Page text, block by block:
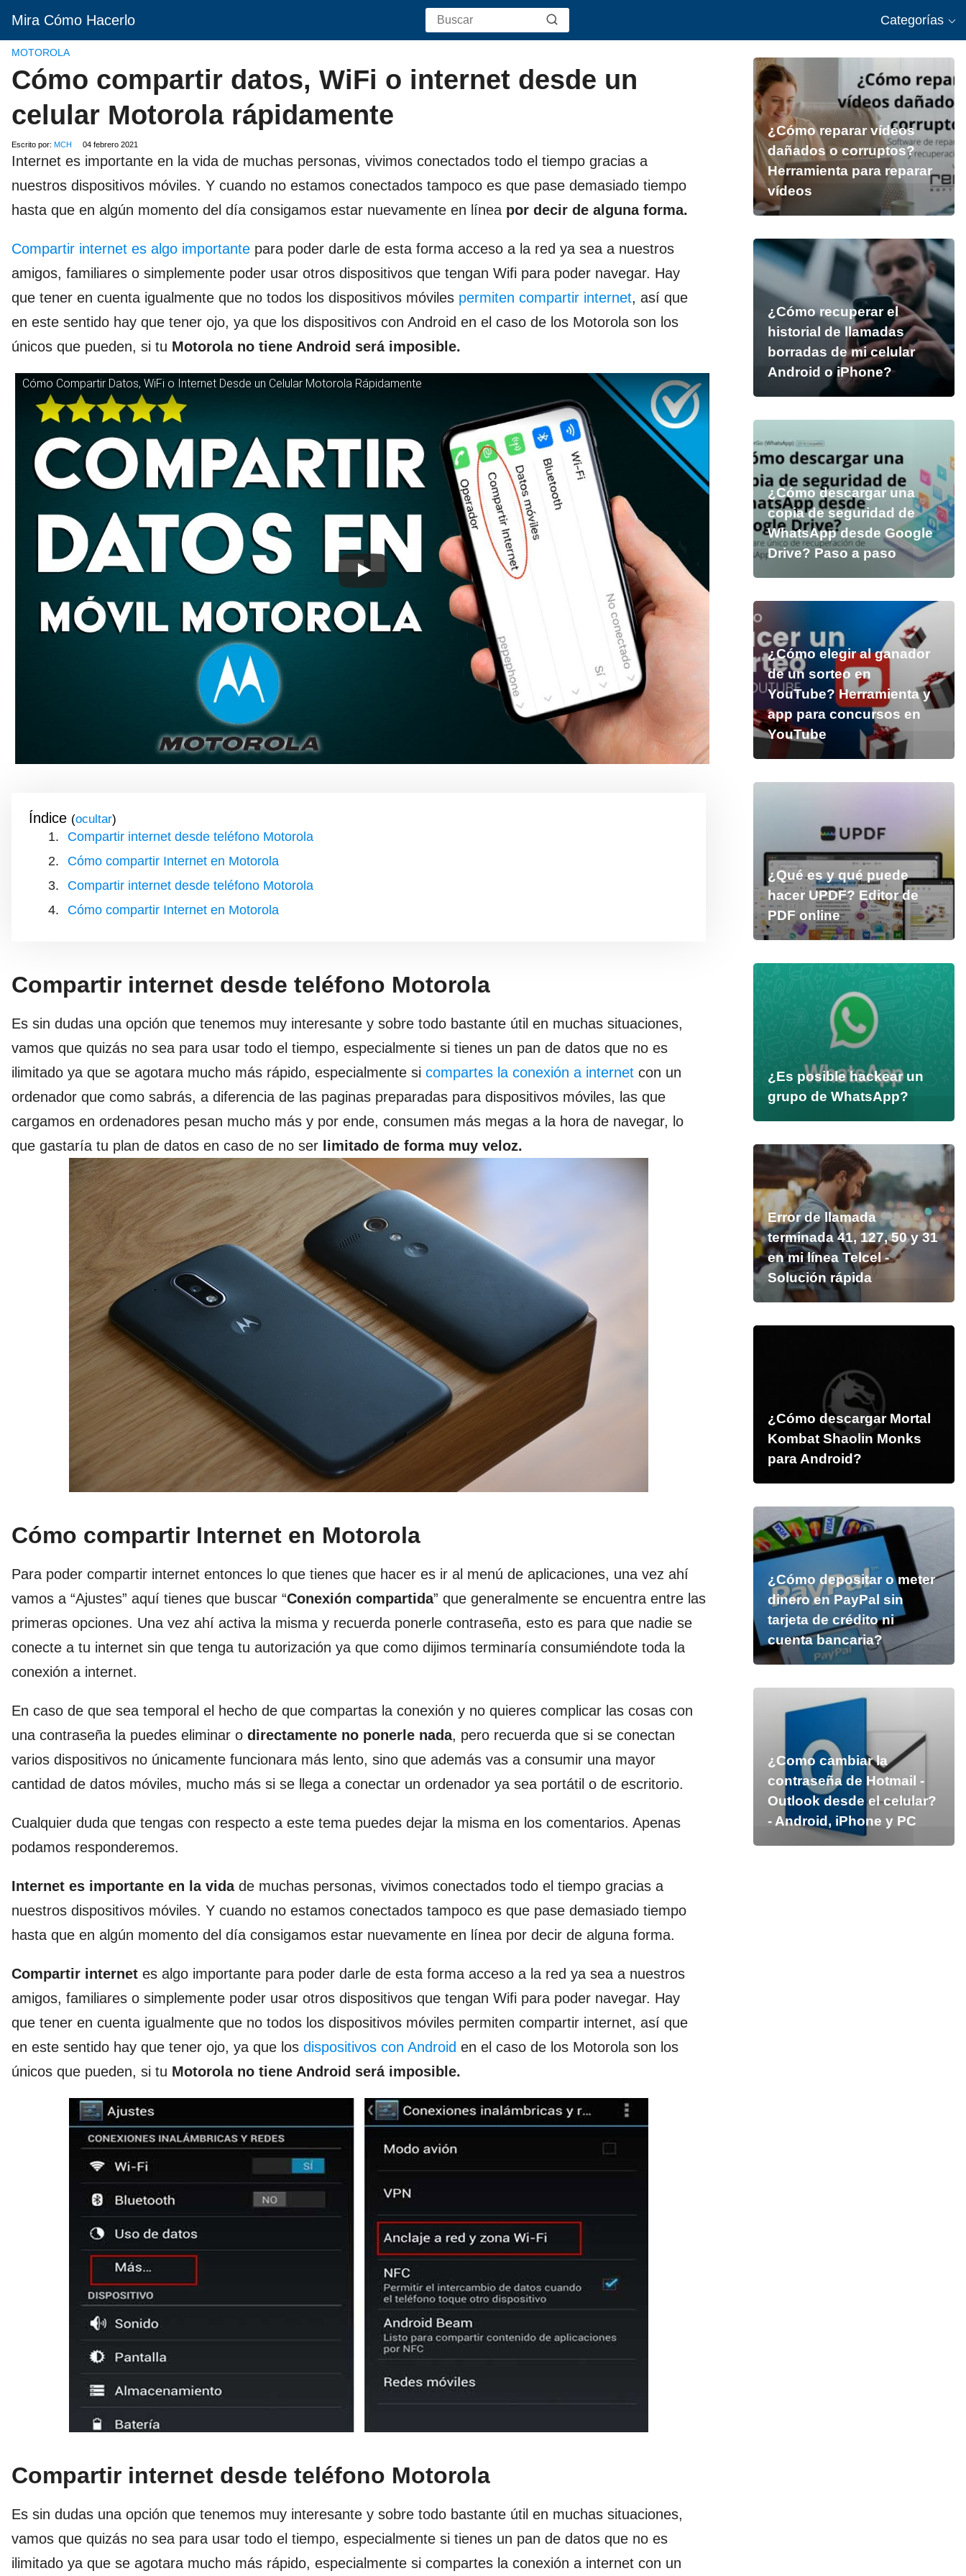
Mira Cómo Hacerlo Categorías
MOTOROLA
Cómo compartir datos, WiFi o internet desde un
celular Motorola rápidamente
Escrito por: MCH 04 febrero 2021
Internet es importante en la vida de muchas personas, vivimos conectados todo el tiempo gracias a
nuestros dispositivos móviles. Y cuando no estamos conectados tampoco es que pase demasiado tiempo
hasta que en algún momento del día consigamos estar nuevamente en línea por decir de alguna forma.
Compartir internet es algo importante para poder darle de esta forma acceso a la red ya sea a nuestros
amigos, familiares o simplemente poder usar otros dispositivos que tengan Wifi para poder navegar. Hay
que tener en cuenta igualmente que no todos los dispositivos móviles permiten compartir internet, así que
en este sentido hay que tener ojo, ya que los dispositivos con Android en el caso de los Motorola son los
únicos que pueden, si tu Motorola no tiene Android será imposible.
Cómo Compartir Datos, WiFi o Internet Desde un Celular Motorola Rápidamente
Índice ( )
Compartir internet desde teléfono Motorola
Cómo compartir Internet en Motorola
Compartir internet desde teléfono Motorola
Cómo compartir Internet en Motorola
Compartir internet desde teléfono Motorola
Es sin dudas una opción que tenemos muy interesante y sobre todo bastante útil en muchas situaciones,
vamos que quizás no sea para usar todo el tiempo, especialmente si tienes un pan de datos que no es
ilimitado ya que se agotara mucho más rápido, especialmente si compartes la conexión a internet con un
ordenador que como sabrás, a diferencia de las paginas preparadas para dispositivos móviles, las que
cargamos en ordenadores pesan mucho más y por ende, consumen más megas a la hora de navegar, lo
que gastaría tu plan de datos en caso de no ser limitado de forma muy veloz.
Cómo compartir Internet en Motorola
Para poder compartir internet entonces lo que tienes que hacer es ir al menú de aplicaciones, una vez ahí
vamos a “Ajustes” aquí tienes que buscar “Conexión compartida” que generalmente se encuentra entre las
primeras opciones. Una vez ahí activa la misma y recuerda ponerle contraseña, esto es para que nadie se
conecte a tu internet sin que tenga tu autorización ya que como dijimos terminaría consumiéndote toda la
conexión a internet.
En caso de que sea temporal el hecho de que compartas la conexión y no quieres complicar las cosas con
una contraseña la puedes eliminar o directamente no ponerle nada, pero recuerda que si se conectan
varios dispositivos no únicamente funcionara más lento, sino que además vas a consumir una mayor
cantidad de datos móviles, mucho más si se llega a conectar un ordenador ya sea portátil o de escritorio.
Cualquier duda que tengas con respecto a este tema puedes dejar la misma en los comentarios. Apenas
podamos responderemos.
Internet es importante en la vidade muchas personas, vivimos conectados todo el tiempo gracias a
nuestros dispositivos móviles. Y cuando no estamos conectados tampoco es que pase demasiado tiempo
hasta que en algún momento del día consigamos estar nuevamente en línea por decir de alguna forma.
Compartir internet es algo importante para poder darle de esta forma acceso a la red ya sea a nuestros
amigos, familiares o simplemente poder usar otros dispositivos que tengan Wifi para poder navegar. Hay
que tener en cuenta igualmente que no todos los dispositivos móviles permiten compartir internet, así que
en este sentido hay que tener ojo, ya que los dispositivos con Android en el caso de los Motorola son los
únicos que pueden, si tu Motorola no tiene Android será imposible.
Compartir internet desde teléfono Motorola
Es sin dudas una opción que tenemos muy interesante y sobre todo bastante útil en muchas situaciones,
vamos que quizás no sea para usar todo el tiempo, especialmente si tienes un pan de datos que no es
ilimitado ya que se agotara mucho más rápido, especialmente si compartes la conexión a internet con un
¿Cómo reparar vídeos
dañados o corruptos?
Herramienta para reparar
vídeos
¿Cómo recuperar el
historial de llamadas
borradas de mi celular
Android o iPhone?
¿Cómo descargar una
copia de seguridad de
WhatsApp desde Google
Drive? Paso a paso
¿Cómo elegir al ganador
de un sorteo en
YouTube? Herramienta y
app para concursos en
YouTube
¿Qué es y qué puede
hacer UPDF? Editor de
PDF online
¿Es posible hackear un
grupo de WhatsApp?
Error de llamada
terminada 41, 127, 50 y 31
en mi línea Telcel -
Solución rápida
¿Cómo descargar Mortal
Kombat Shaolin Monks
para Android?
¿Cómo depositar o meter
dinero en PayPal sin
tarjeta de crédito ni
cuenta bancaria?
¿Como cambiar la
contraseña de Hotmail -
Outlook desde el celular?
- Android, iPhone y PC